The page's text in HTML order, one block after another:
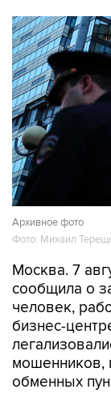
Архивное фото
Фото: Михаил
Москва. 7
сообщила о
человек,
бизнес-
мошенников,
обменных